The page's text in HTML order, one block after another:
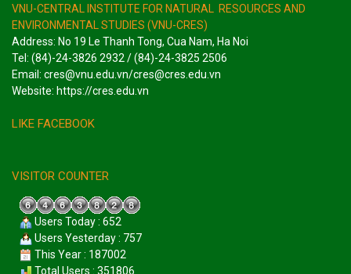
VNU-CENTRAL INSTITUTE FOR NATURAL RESOURCES AND
ENVIRONMENTAL STUDIES (VNU-CRES)
Address: No 19 Le Thanh Tong, Cua Nam, Ha Noi
Tel: (84)-24-3826 2932 / (84)-24-3825 2506
Email: cres@vnu.edu.vn/cres@cres.edu.vn
Website: https://cres.edu.vn
LIKE FACEBOOK
VISITOR COUNTER
Users Today : 652
Users Yesterday : 757
This Year : 187002
Total Users : 351806